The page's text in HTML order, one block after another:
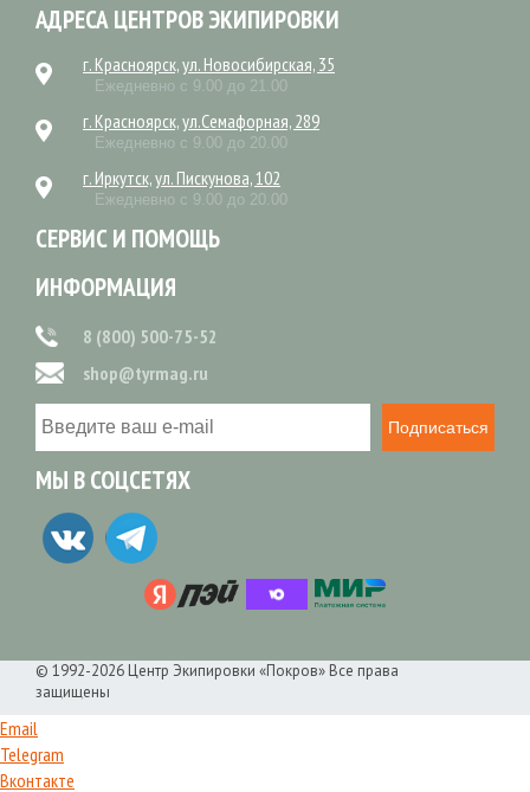
АДРЕСА ЦЕНТРОВ ЭКИПИРОВКИ
г. Красноярск, ул. Новосибирская, 35
Ежедневно с 9.00 до 21.00
г. Красноярск, ул.Семафорная, 289
Ежедневно с 9.00 до 20.00
г. Иркутск, ул. Пискунова, 102
Ежедневно с 9.00 до 20.00
СЕРВИС И ПОМОЩЬ
ИНФОРМАЦИЯ
8 (800) 500-75-52
shop@tyrmag.ru
Подписаться
МЫ В СОЦСЕТЯХ
© 1992-2026 Центр Экипировки «Покров» Все права
защищены
Email
Telegram
Вконтакте